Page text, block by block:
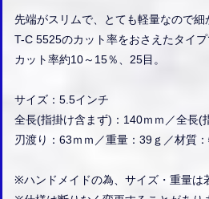
先端がスリムで、とても軽量なので細
T-C 5525のカット率をおさえたタイプ
カット率約10～15％、25目。
サイズ：5.5インチ
全長(指掛け含まず)：140ｍｍ／全長(
刃渡り：63ｍｍ／重量：39ｇ／材質
※ハンドメイドの為、サイズ・重量は